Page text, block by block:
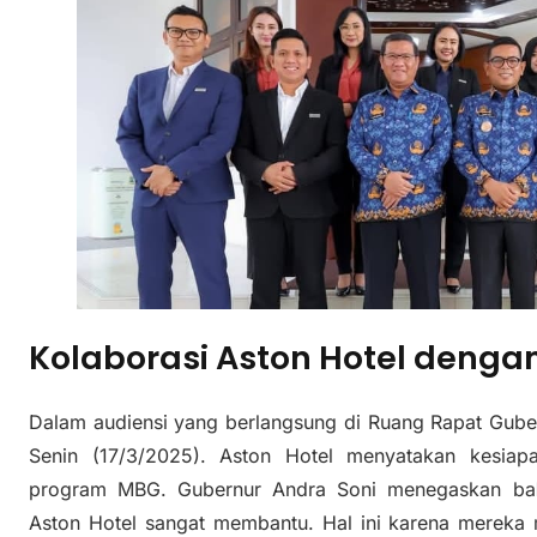
Kolaborasi Aston Hotel
Dalam audiensi yang berlangsung di Ruang Rapat
Senin (17/3/2025). Aston Hotel menyatakan
program MBG. Gubernur Andra Soni menegaskan
Aston Hotel sangat membantu. Hal ini karena